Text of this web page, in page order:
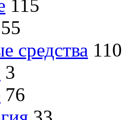
115
55
средства 110
3
76